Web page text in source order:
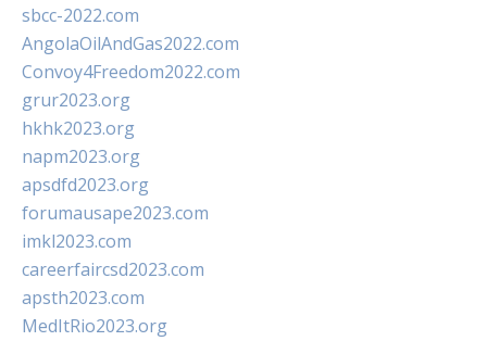
sbcc-2022.com
AngolaOilAndGas2022.com
Convoy4Freedom2022.com
grur2023.org
hkhk2023.org
napm2023.org
apsdfd2023.org
forumausape2023.com
imkl2023.com
careerfaircsd2023.com
apsth2023.com
MedItRio2023.org